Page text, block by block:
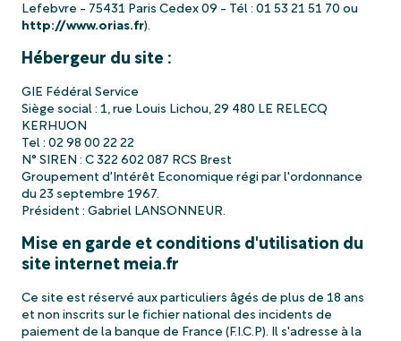
Lefebvre - 75431 Paris Cedex 09 - Tél : 01 53 21 51 70 ou
http://www.orias.fr).
Hébergeur du site :
GIE Fédéral Service
Siège social : 1, rue Louis Lichou, 29 480 LE RELECQ
KERHUON
Tel : 02 98 00 22 22
N° SIREN : C 322 602 087 RCS Brest
Groupement d'Intérêt Economique régi par l'ordonnance
du 23 septembre 1967.
Président : Gabriel LANSONNEUR.
Mise en garde et conditions d'utilisation du
site internet meia.fr
Ce site est réservé aux particuliers âgés de plus de 18 ans
et non inscrits sur le fichier national des incidents de
paiement de la banque de France (F.I.C.P). Il s'adresse à la